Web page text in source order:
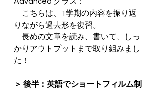
こちらは、1学期の内容を振り返
りながら過去形を復習。
長めの文章を読み、書いて、しっ
かりアウトプットまで取り組みまし
た！
＞ 後半：英語でショートフィルム制